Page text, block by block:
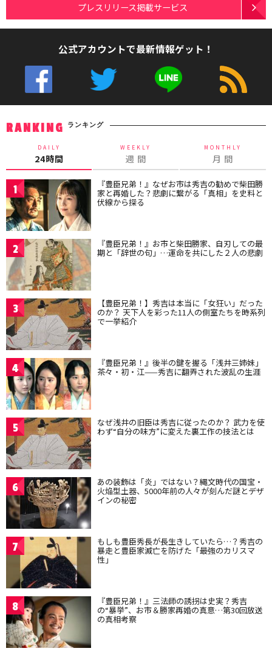
プレスリリース掲載サービス
公式アカウントで最新情報ゲット！
RANKING ランキング
DAILY
24時間
WEEKLY
週 間
MONTHLY
月 間
1 『豊臣兄弟！』なぜお市は秀吉の勧めで柴田勝
家と再婚した？悲劇に繋がる「真相」を史料と
伏線から探る
2 『豊臣兄弟！』お市と柴田勝家、自刃しての最
期と「辞世の句」…運命を共にした２人の悲劇
3 【豊臣兄弟！】秀吉は本当に「女狂い」だった
のか？ 天下人を彩った11人の側室たちを時系列
で一挙紹介
4 『豊臣兄弟！』後半の鍵を握る「浅井三姉妹」
茶々・初・江——秀吉に翻弄された波乱の生涯
5 なぜ浅井の旧臣は秀吉に従ったのか？ 武力を使
わず“自分の味方”に変えた裏工作の技法とは
6 あの装飾は「炎」ではない？縄文時代の国宝・
火焔型土器、5000年前の人々が刻んだ謎とデザ
インの秘密
7 もしも豊臣秀長が長生きしていたら…？秀吉の
暴走と豊臣家滅亡を防げた「最強のカリスマ
性」
8 『豊臣兄弟！』三法師の誘拐は史実？秀吉
の“暴挙”、お市＆勝家再婚の真意…第30回放送
の真相考察